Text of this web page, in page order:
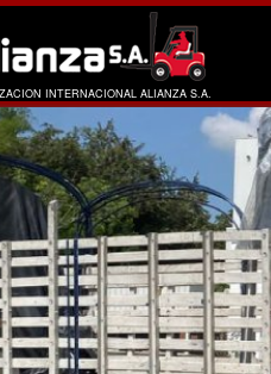
INTERNACIONAL ALIANZA S.A.